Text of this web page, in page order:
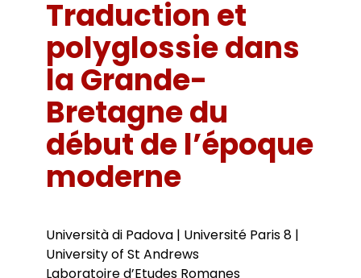
Agenda
Séminaires et conférences
Journées d’études
Colloques
Soutenances de doctorat
Soutenances HDR
Les Revues du LER
Revue Pandora
Cuadernos LIRICO
Cahiers ALHIM
RITA
Publications
Ouvrages
Dossiers et numéros de revues
Thèses
Collection HAL
Le LER sur Vimeo
Traduction et
polyglossie dans
la Grande-
Bretagne du
début de l’époque
moderne
Università di Padova | Université Paris 8 |
University of St Andrews
Laboratoire d’Etudes Romanes